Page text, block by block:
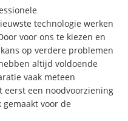
technologie werken
voor ons te kiezen en
op verdere problemen
altijd voldoende
vaak meteen
een noodvoorziening
voor de